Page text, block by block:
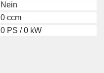
Nein
0 ccm
0 PS / 0 kW